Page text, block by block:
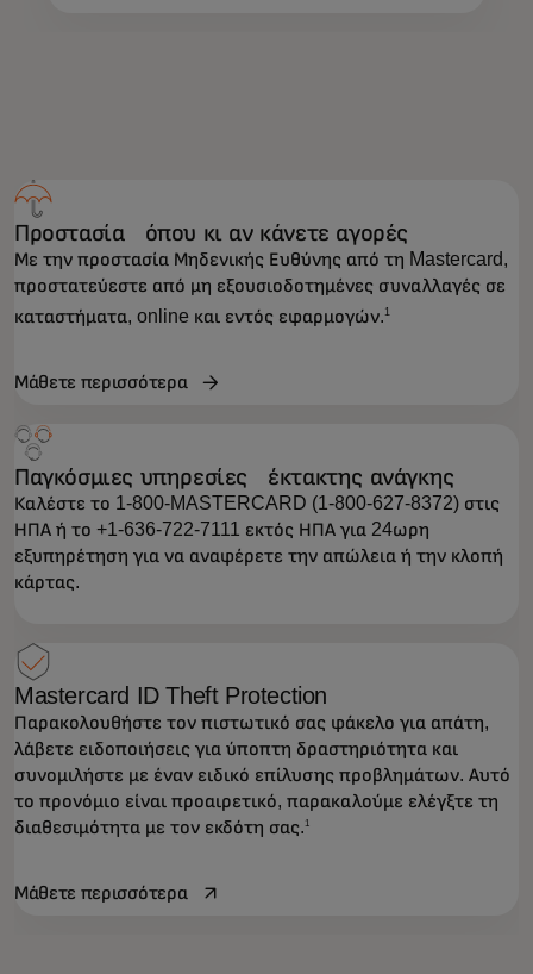
Προστασία όπου κι αν κάνετε αγορές
Με την προστασία Μηδενικής Ευθύνης από τη Mastercard,
προστατεύεστε από μη εξουσιοδοτημένες συναλλαγές σε
καταστήματα, online και εντός εφαρμογών.1
Μάθετε περισσότερα
Παγκόσμιες υπηρεσίες έκτακτης ανάγκης
Καλέστε το 1-800-MASTERCARD (1-800-627-8372) στις
ΗΠΑ ή το +1-636-722-7111 εκτός ΗΠΑ για 24ωρη
εξυπηρέτηση για να αναφέρετε την απώλεια ή την κλοπή
κάρτας.
Mastercard ID Theft Protection
Παρακολουθήστε τον πιστωτικό σας φάκελο για απάτη,
λάβετε ειδοποιήσεις για ύποπτη δραστηριότητα και
συνομιλήστε με έναν ειδικό επίλυσης προβλημάτων. Αυτό
το προνόμιο είναι προαιρετικό, παρακαλούμε ελέγξτε τη
διαθεσιμότητα με τον εκδότη σας.1
Μάθετε περισσότεραopens in a new tab